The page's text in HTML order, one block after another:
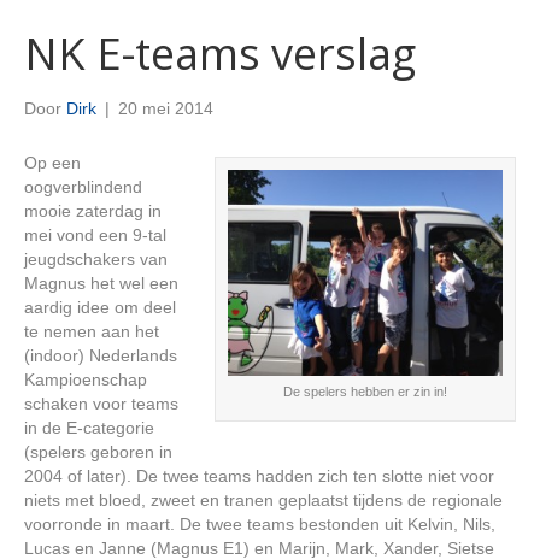
NK E-teams verslag
Door Dirk | 20 mei 2014
De spelers hebben er zin in!
Op een
oogverblindend
mooie zaterdag in
mei vond een 9-tal
jeugdschakers van
Magnus het wel een
aardig idee om deel
te nemen aan het
(indoor) Nederlands
Kampioenschap
schaken voor teams
in de E-categorie
(spelers geboren in
2004 of later). De twee teams hadden zich ten slotte niet voor
niets met bloed, zweet en tranen geplaatst tijdens de regionale
voorronde in maart. De twee teams bestonden uit Kelvin, Nils,
Lucas en Janne (Magnus E1) en Marijn, Mark, Xander, Sietse